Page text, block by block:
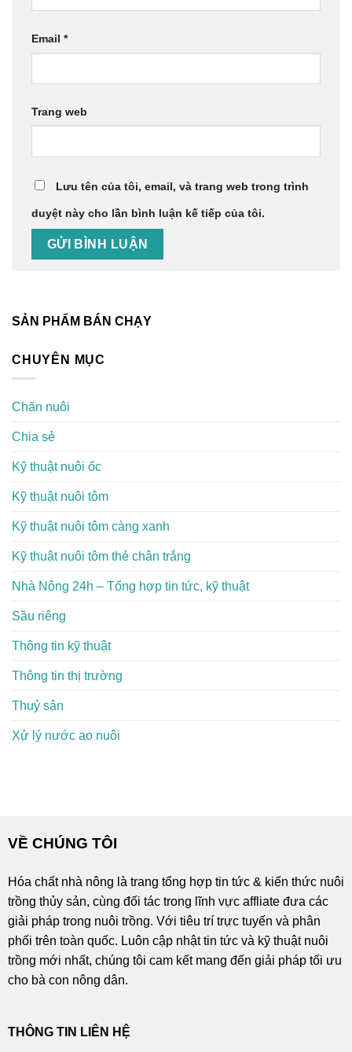
Email *
Trang web
Lưu tên của tôi, email, và trang web trong trình
duyệt này cho lần bình luận kế tiếp của tôi.
SẢN PHẨM BÁN CHẠY
CHUYÊN MỤC
Chăn nuôi
Chia sẻ
Kỹ thuật nuôi ốc
Kỹ thuật nuôi tôm
Kỹ thuật nuôi tôm càng xanh
Kỹ thuật nuôi tôm thẻ chân trắng
Nhà Nông 24h – Tổng hợp tin tức, kỹ thuật
Sầu riêng
Thông tin kỹ thuật
Thông tin thị trường
Thuỷ sản
Xử lý nước ao nuôi
VỀ CHÚNG TÔI
Hóa chất nhà nông là trang tổng hợp tin tức & kiến thức nuôi
trồng thủy sản, cùng đối tác trong lĩnh vực affliate đưa các
giải pháp trong nuôi trồng. Với tiêu trí trực tuyến và phân
phối trên toàn quốc. Luôn cập nhật tin tức và kỹ thuật nuôi
trồng mới nhất, chúng tôi cam kết mang đến giải pháp tối ưu
cho bà con nông dân.
THÔNG TIN LIÊN HỆ